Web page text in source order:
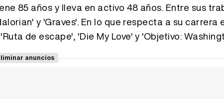
85 años y lleva en activo 48 años. Entre sus
y 'Graves'. En lo que respecta a su carrera
de escape', 'Die My Love' y 'Objetivo:
anuncios